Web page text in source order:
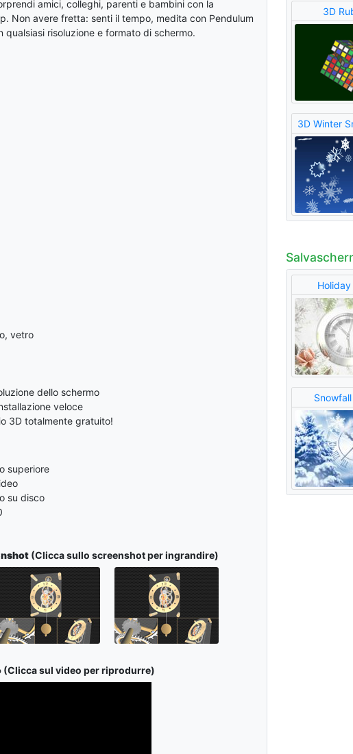
amici, colleghi, parenti e bambini con la
Non avere fretta: senti il tempo, medita con Pendulum
qualsiasi risoluzione e formato di schermo.
vetro
dello schermo
veloce
3D totalmente gratuito!
superiore
su disco
(Clicca sullo screenshot per ingrandire)
(Clicca sul video per riprodurre)
3D
3D Winter
Holiday